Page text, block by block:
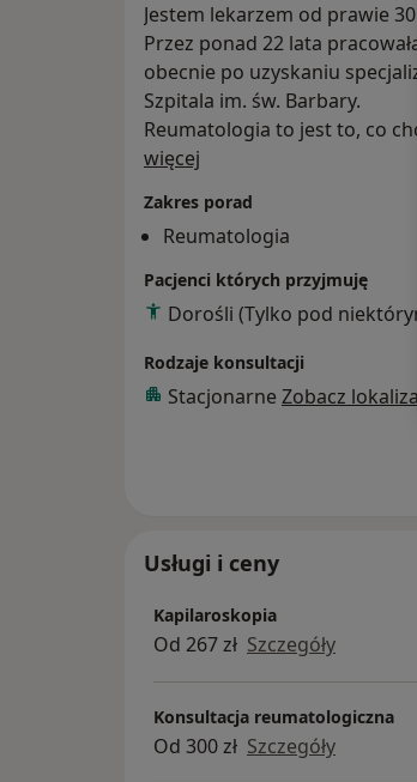
Jestem lekarzem od prawie
Przez ponad 22 lata
obecnie po uzyskaniu
Szpitala im. św. Barbary.
Reumatologia to jest to, co
więcej
Zakres porad
Reumatologia
Pacjenci których przyjmuję
Dorośli (Tylko pod
Rodzaje konsultacji
Stacjonarne Zobacz
Usługi i ceny
Kapilaroskopia
Od 267 zł Szczegóły
Konsultacja reumatologiczna
Od 300 zł Szczegóły